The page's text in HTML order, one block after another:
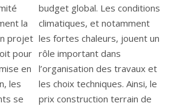
la
projet
pour
en
les
se
budget global. Les conditions
climatiques, et notamment
les fortes chaleurs, jouent un
rôle important dans
l’organisation des travaux et
les choix techniques. Ainsi, le
prix construction terrain de